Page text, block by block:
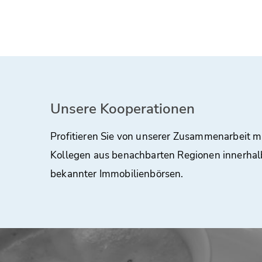
Unsere Kooperationen
Profitieren Sie von unserer Zusammenarbeit
Kollegen aus benachbarten Regionen
bekannter Immobilienbörsen.